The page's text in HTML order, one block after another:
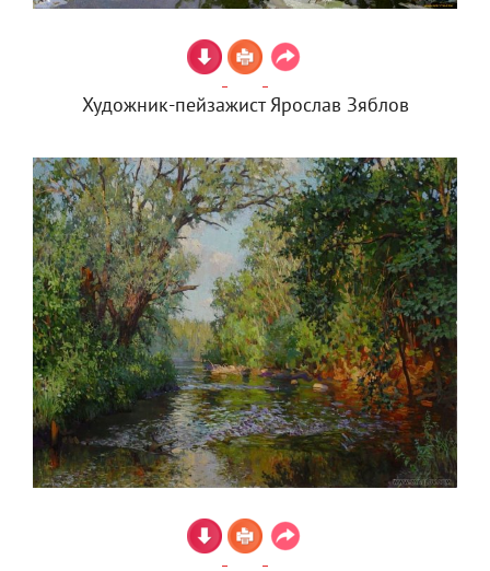
Художник-пейзажист Ярослав Зяблов